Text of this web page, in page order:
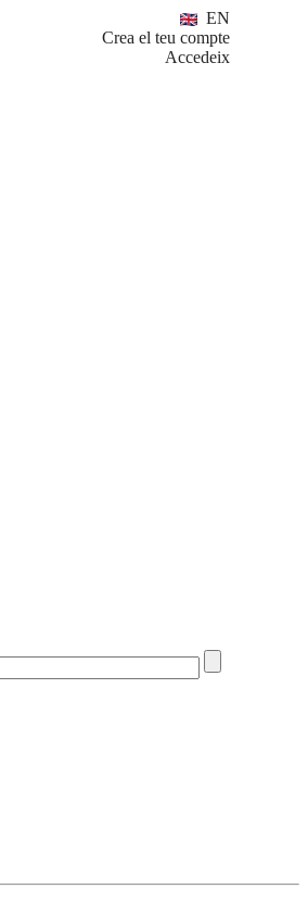
EN
Crea el teu compte
Accedeix